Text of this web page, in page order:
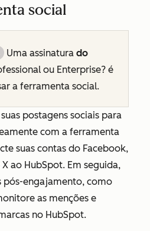
social
Uma assinatura do
ou Enterprise? é
a ferramenta social.
postagens sociais para
com a ferramenta
suas contas do Facebook,
ao HubSpot. Em seguida,
pós-engajamento, como
as menções e
no HubSpot.